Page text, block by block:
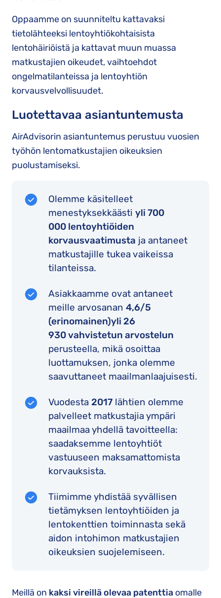
Oppaamme on suunniteltu kattavaksi
tietolähteeksi lentoyhtiökohtaisista
lentohäiriöistä ja kattavat muun muassa
matkustajien oikeudet, vaihtoehdot
ongelmatilanteissa ja lentoyhtiön
korvausvelvollisuudet.
Luotettavaa asiantuntemusta
AirAdvisorin asiantuntemus perustuu vuosien
työhön lentomatkustajien oikeuksien
puolustamiseksi.
Olemme käsitelleet
menestyksekkäästi yli 700
000 lentoyhtiöiden
korvausvaatimusta ja antaneet
matkustajille tukea vaikeissa
tilanteissa.
Asiakkaamme ovat antaneet
meille arvosanan 4,6/5
(erinomainen)yli 26
930 vahvistetun arvostelun
perusteella, mikä osoittaa
luottamuksen, jonka olemme
saavuttaneet maailmanlaajuisesti.
Vuodesta 2017 lähtien olemme
palvelleet matkustajia ympäri
maailmaa yhdellä tavoitteella:
saadaksemme lentoyhtiöt
vastuuseen maksamattomista
korvauksista.
Tiimimme yhdistää syvällisen
tietämyksen lentoyhtiöiden ja
lentokenttien toiminnasta sekä
aidon intohimon matkustajien
oikeuksien suojelemiseen.
Meillä on kaksi vireillä olevaa patenttia omalle